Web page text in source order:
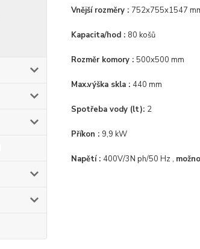
Vnější rozměry : 752x755x1547
Kapacita/hod : 80 košů
Rozměr komory : 500x500 mm
Max.výška skla : 440 mm
Spotřeba vody (lt): 2
Příkon : 9,9 kW
Napětí : 400V/3N ph/50 Hz ,